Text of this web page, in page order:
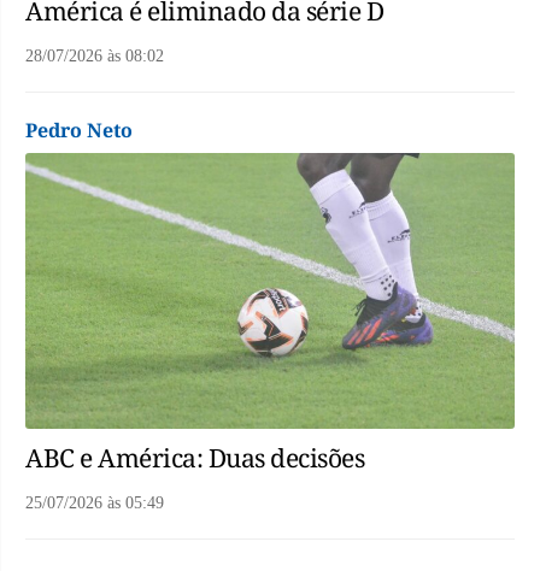
América é eliminado da série D
28/07/2026 às 08:02
Pedro Neto
ABC e América: Duas decisões
25/07/2026 às 05:49